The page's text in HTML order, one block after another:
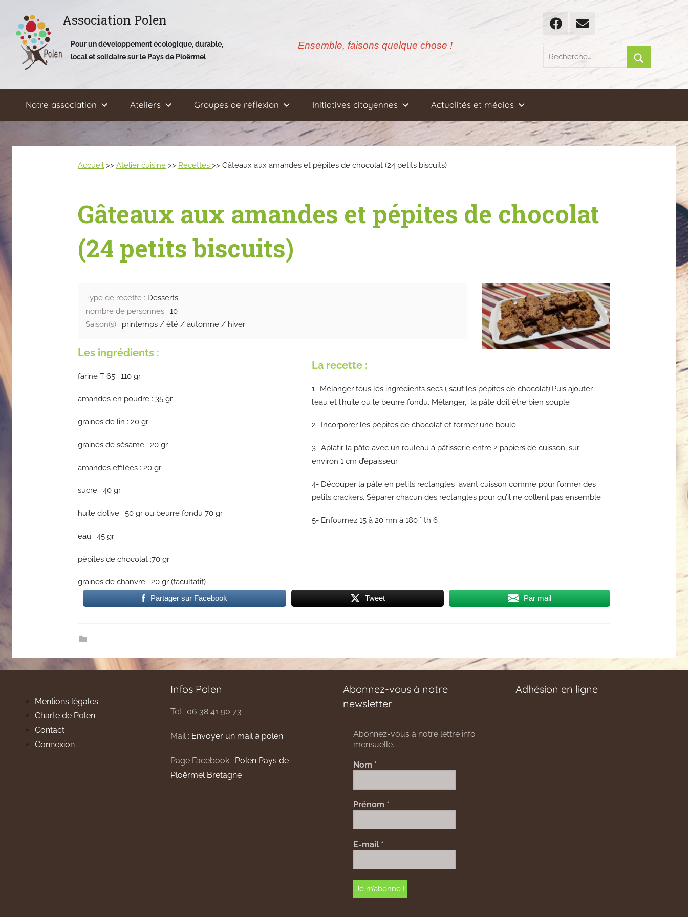
contenu
Association Polen
Pour un développement écologique, durable,
local et solidaire sur le Pays de Ploërmel
Ensemble, faisons quelque chose !
FacebookEmail
Recherche
pour
Notre association Ateliers Groupes de réflexion Initiatives citoyennes Actualités et médias
Accueil >> Atelier cuisine >> Recettes >> Gâteaux aux amandes et pépites de chocolat (24 petits biscuits)
Gâteaux aux amandes et pépites de chocolat
(24 petits biscuits)
Type de recette : Desserts
nombre de personnes : 10
Saison(s) : printemps / été / automne / hiver
Les ingrédients :
farine T 65 : 110 gr
amandes en poudre : 35 gr
graines de lin : 20 gr
graines de sésame : 20 gr
amandes effilées : 20 gr
sucre : 40 gr
huile d’olive : 50 gr ou beurre fondu 70 gr
eau : 45 gr
pépites de chocolat :70 gr
graines de chanvre : 20 gr (facultatif)
La recette :
1- Mélanger tous les ingrédients secs ( sauf les pépites de chocolat).Puis ajouter
l’eau et l’huile ou le beurre fondu. Mélanger, la pâte doit être bien souple
2- Incorporer les pépites de chocolat et former une boule
3- Aplatir la pâte avec un rouleau à pâtisserie entre 2 papiers de cuisson, sur
environ 1 cm d’épaisseur
4- Découper la pâte en petits rectangles avant cuisson comme pour former des
petits crackers. Séparer chacun des rectangles pour qu’il ne collent pas ensemble
5- Enfournez 15 à 20 mn à 180 ° th 6
Partager sur Facebook Tweet Par mail
Mentions légales
Charte de Polen
Contact
Connexion
Infos Polen
Tel : 06 38 41 90 73
Mail : Envoyer un mail à polen
Page Facebook : Polen Pays de
Ploërmel Bretagne
Abonnez-vous à notre
newsletter
Abonnez-vous à notre lettre info
mensuelle.
Nom *
Prénom *
E-mail *
Adhésion en ligne